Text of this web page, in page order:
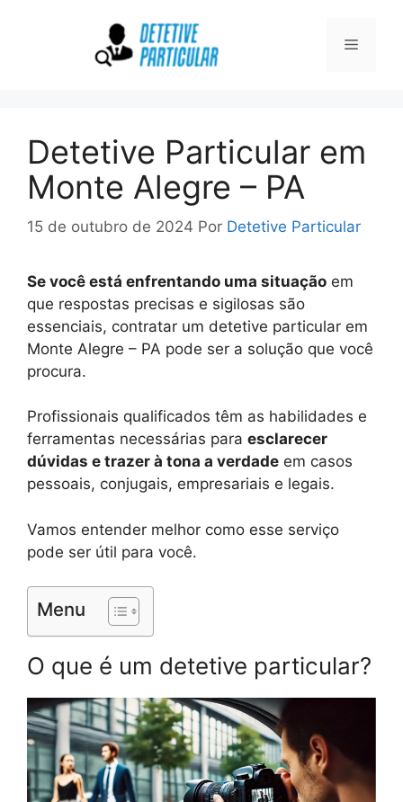
Menu
Detetive Particular em
Monte Alegre – PA
15 de outubro de 2024 Por Detetive Particular
Se você está enfrentando uma situação em
que respostas precisas e sigilosas são
essenciais, contratar um detetive particular em
Monte Alegre – PA pode ser a solução que você
procura.
Profissionais qualificados têm as habilidades e
ferramentas necessárias para esclarecer
dúvidas e trazer à tona a verdade em casos
pessoais, conjugais, empresariais e legais.
Vamos entender melhor como esse serviço
pode ser útil para você.
Menu
O que é um detetive particular?